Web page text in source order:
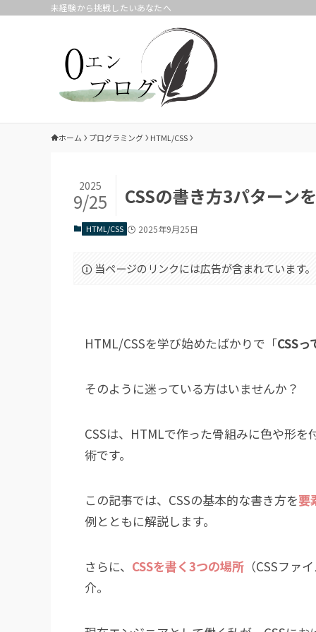
未経験から挑戦したいあなたへ
ホーム プログラミング HTML/CSS
CSSの書き方3パターン
2025
9/25
HTML/CSS 2025年9月25日
当ページのリンクには広告が含まれています。
HTML/CSSを学び始めたばかりで「CSS
そのように迷っている方はいませんか？
CSSは、HTMLで作った骨組みに色や形
術です。
この記事では、CSSの基本的な書き方を要
例とともに解説します。
さらに、 CSSを書く3つの場所 （CSSファ
介。